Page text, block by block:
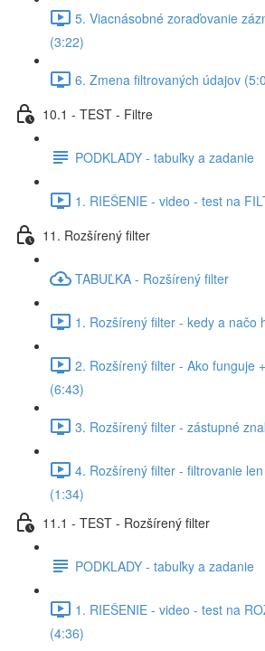
5. Viacnásobné zoraďovanie
(3:22)
6. Zmena filtrovaných údajov
10.1 - TEST - Filtre
PODKLADY - tabuľky a zadanie
1. RIEŠENIE - video - test na
11. Rozšírený filter
TABUĽKA - Rozšírený filter
1. Rozšírený filter - kedy a načo
2. Rozšírený filter - Ako funguje
(6:43)
3. Rozšírený filter - zástupné
4. Rozšírený filter - filtrovanie
(1:34)
11.1 - TEST - Rozšírený filter
PODKLADY - tabuľky a zadanie
1. RIEŠENIE - video - test na
(4:36)